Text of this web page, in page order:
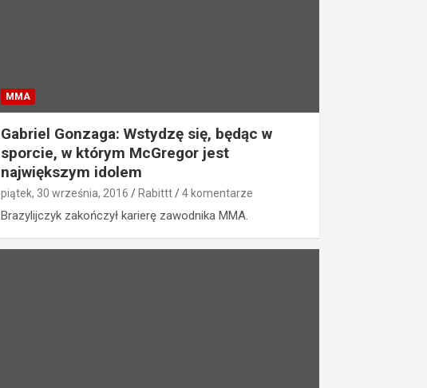
MMA
Gabriel Gonzaga: Wstydzę się, będąc w
sporcie, w którym McGregor jest
największym idolem
piątek, 30 września, 2016 Rabittt 4 komentarze
Brazylijczyk zakończył karierę zawodnika MMA.